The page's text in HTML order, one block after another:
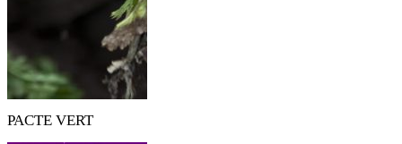
PACTE VERT